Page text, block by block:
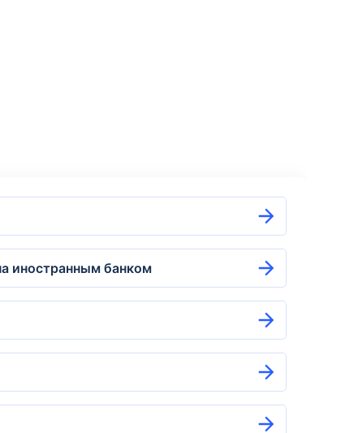
иностранным банком